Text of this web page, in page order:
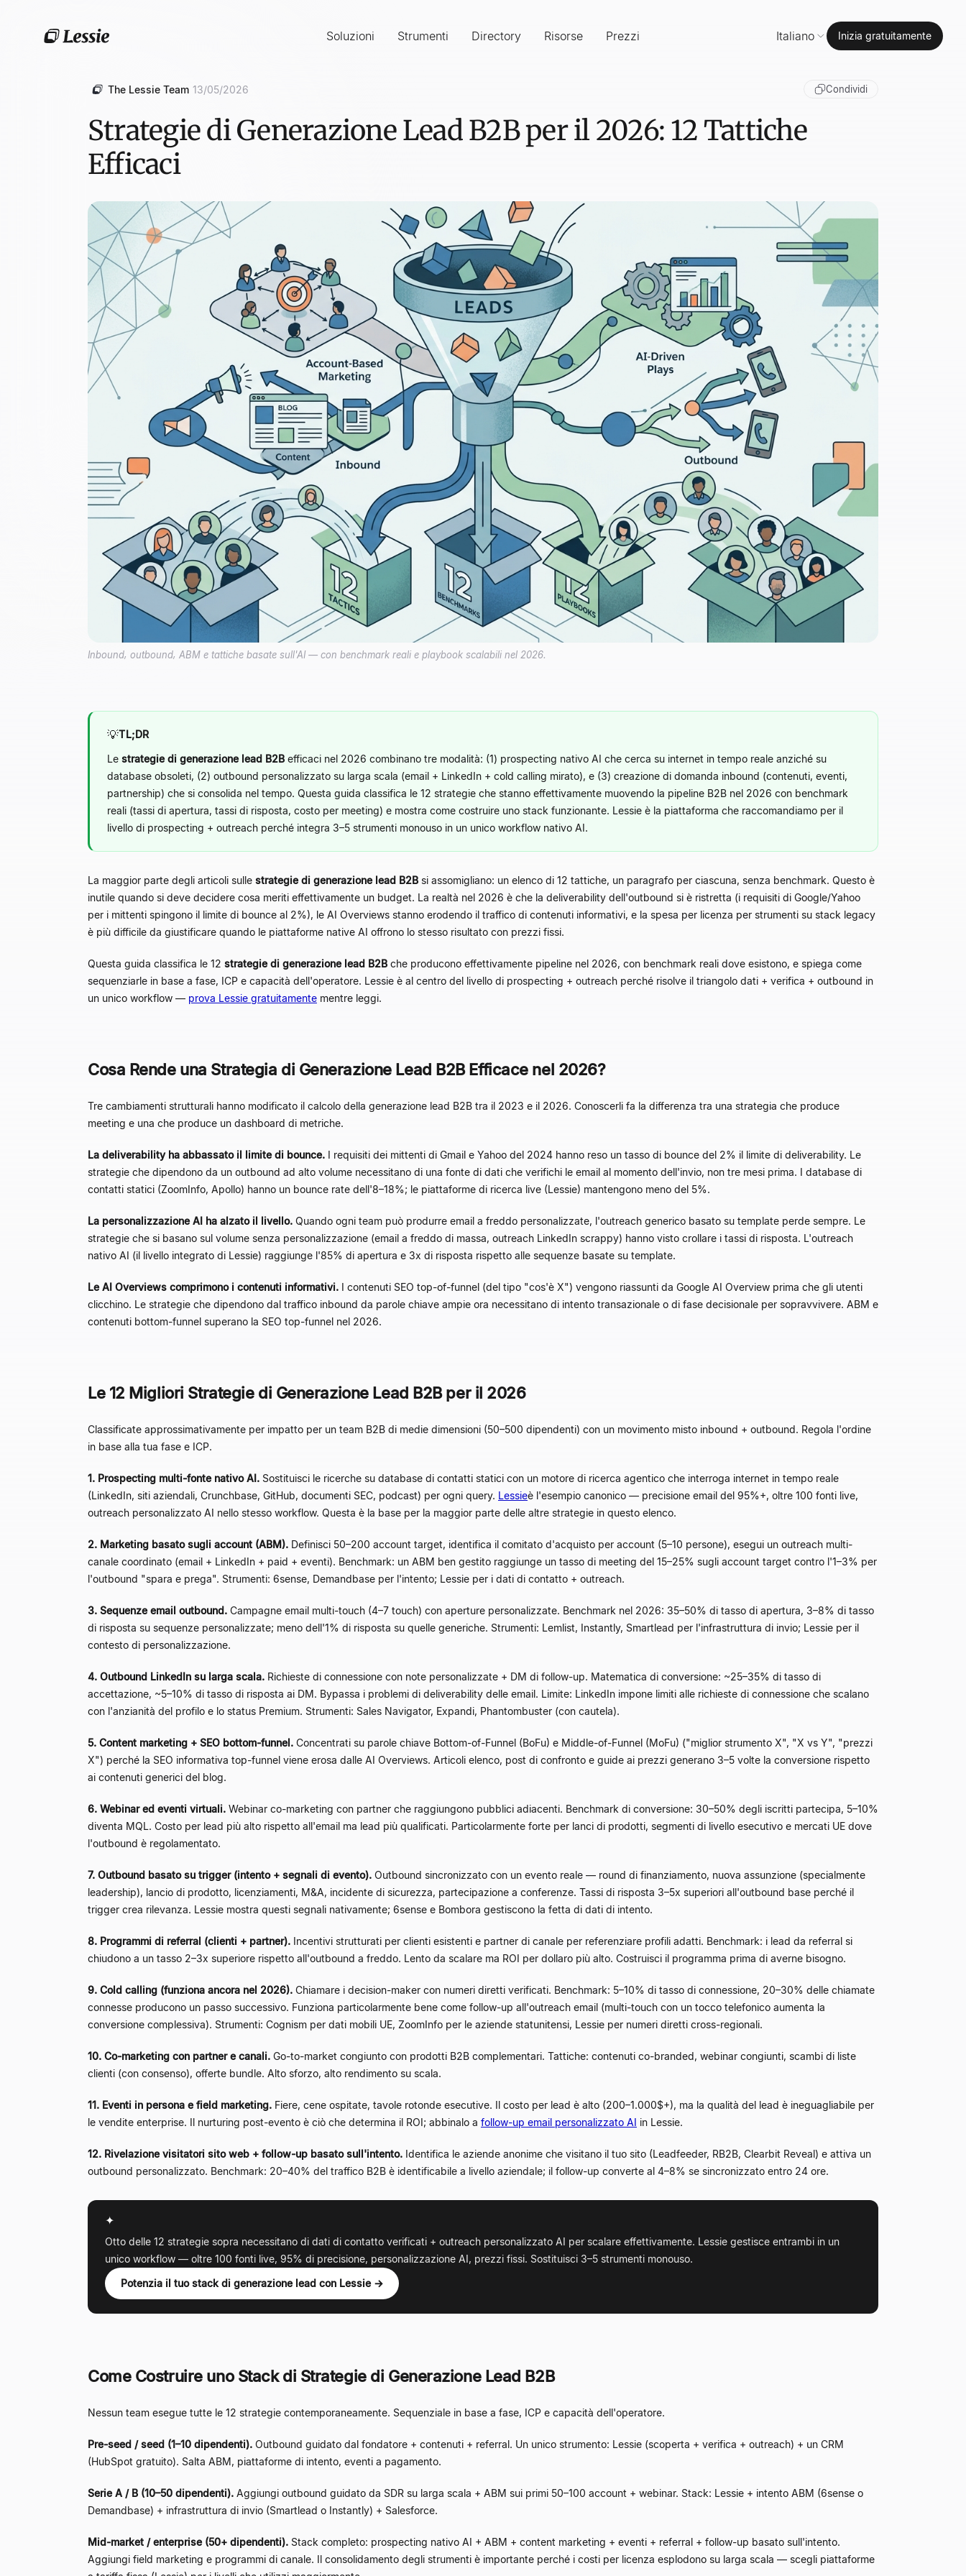
Soluzioni Strumenti Directory Risorse Prezzi Italiano Inizia gratuitamente
The Lessie Team 13/05/2026 Condividi
Strategie di Generazione Lead B2B per il 2026: 12 Tattiche
Efficaci
Inbound, outbound, ABM e tattiche basate sull'AI — con benchmark reali e playbook scalabili nel 2026.
💡TL;DR
Le strategie di generazione lead B2B efficaci nel 2026 combinano tre modalità: (1) prospecting nativo AI che cerca su internet in tempo reale anziché su
database obsoleti, (2) outbound personalizzato su larga scala (email + LinkedIn + cold calling mirato), e (3) creazione di domanda inbound (contenuti, eventi,
partnership) che si consolida nel tempo. Questa guida classifica le 12 strategie che stanno effettivamente muovendo la pipeline B2B nel 2026 con benchmark
reali (tassi di apertura, tassi di risposta, costo per meeting) e mostra come costruire uno stack funzionante. Lessie è la piattaforma che raccomandiamo per il
livello di prospecting + outreach perché integra 3–5 strumenti monouso in un unico workflow nativo AI.
La maggior parte degli articoli sulle strategie di generazione lead B2B si assomigliano: un elenco di 12 tattiche, un paragrafo per ciascuna, senza benchmark. Questo è
inutile quando si deve decidere cosa meriti effettivamente un budget. La realtà nel 2026 è che la deliverability dell'outbound si è ristretta (i requisiti di Google/Yahoo
per i mittenti spingono il limite di bounce al 2%), le AI Overviews stanno erodendo il traffico di contenuti informativi, e la spesa per licenza per strumenti su stack legacy
è più difficile da giustificare quando le piattaforme native AI offrono lo stesso risultato con prezzi fissi.
Questa guida classifica le 12 strategie di generazione lead B2B che producono effettivamente pipeline nel 2026, con benchmark reali dove esistono, e spiega come
sequenziarle in base a fase, ICP e capacità dell'operatore. Lessie è al centro del livello di prospecting + outreach perché risolve il triangolo dati + verifica + outbound in
un unico workflow — prova Lessie gratuitamente mentre leggi.
Cosa Rende una Strategia di Generazione Lead B2B Efficace nel 2026?
Tre cambiamenti strutturali hanno modificato il calcolo della generazione lead B2B tra il 2023 e il 2026. Conoscerli fa la differenza tra una strategia che produce
meeting e una che produce un dashboard di metriche.
La deliverability ha abbassato il limite di bounce. I requisiti dei mittenti di Gmail e Yahoo del 2024 hanno reso un tasso di bounce del 2% il limite di deliverability. Le
strategie che dipendono da un outbound ad alto volume necessitano di una fonte di dati che verifichi le email al momento dell'invio, non tre mesi prima. I database di
contatti statici (ZoomInfo, Apollo) hanno un bounce rate dell'8–18%; le piattaforme di ricerca live (Lessie) mantengono meno del 5%.
La personalizzazione AI ha alzato il livello. Quando ogni team può produrre email a freddo personalizzate, l'outreach generico basato su template perde sempre. Le
strategie che si basano sul volume senza personalizzazione (email a freddo di massa, outreach LinkedIn scrappy) hanno visto crollare i tassi di risposta. L'outreach
nativo AI (il livello integrato di Lessie) raggiunge l'85% di apertura e 3x di risposta rispetto alle sequenze basate su template.
Le AI Overviews comprimono i contenuti informativi. I contenuti SEO top-of-funnel (del tipo "cos'è X") vengono riassunti da Google AI Overview prima che gli utenti
clicchino. Le strategie che dipendono dal traffico inbound da parole chiave ampie ora necessitano di intento transazionale o di fase decisionale per sopravvivere. ABM e
contenuti bottom-funnel superano la SEO top-funnel nel 2026.
Le 12 Migliori Strategie di Generazione Lead B2B per il 2026
Classificate approssimativamente per impatto per un team B2B di medie dimensioni (50–500 dipendenti) con un movimento misto inbound + outbound. Regola l'ordine
in base alla tua fase e ICP.
1. Prospecting multi-fonte nativo AI. Sostituisci le ricerche su database di contatti statici con un motore di ricerca agentico che interroga internet in tempo reale
(LinkedIn, siti aziendali, Crunchbase, GitHub, documenti SEC, podcast) per ogni query. Lessieè l'esempio canonico — precisione email del 95%+, oltre 100 fonti live,
outreach personalizzato AI nello stesso workflow. Questa è la base per la maggior parte delle altre strategie in questo elenco.
2. Marketing basato sugli account (ABM). Definisci 50–200 account target, identifica il comitato d'acquisto per account (5–10 persone), esegui un outreach multi-
canale coordinato (email + LinkedIn + paid + eventi). Benchmark: un ABM ben gestito raggiunge un tasso di meeting del 15–25% sugli account target contro l'1–3% per
l'outbound "spara e prega". Strumenti: 6sense, Demandbase per l'intento; Lessie per i dati di contatto + outreach.
3. Sequenze email outbound. Campagne email multi-touch (4–7 touch) con aperture personalizzate. Benchmark nel 2026: 35–50% di tasso di apertura, 3–8% di tasso
di risposta su sequenze personalizzate; meno dell'1% di risposta su quelle generiche. Strumenti: Lemlist, Instantly, Smartlead per l'infrastruttura di invio; Lessie per il
contesto di personalizzazione.
4. Outbound LinkedIn su larga scala. Richieste di connessione con note personalizzate + DM di follow-up. Matematica di conversione: ~25–35% di tasso di
accettazione, ~5–10% di tasso di risposta ai DM. Bypassa i problemi di deliverability delle email. Limite: LinkedIn impone limiti alle richieste di connessione che scalano
con l'anzianità del profilo e lo status Premium. Strumenti: Sales Navigator, Expandi, Phantombuster (con cautela).
5. Content marketing + SEO bottom-funnel. Concentrati su parole chiave Bottom-of-Funnel (BoFu) e Middle-of-Funnel (MoFu) ("miglior strumento X", "X vs Y", "prezzi
X") perché la SEO informativa top-funnel viene erosa dalle AI Overviews. Articoli elenco, post di confronto e guide ai prezzi generano 3–5 volte la conversione rispetto
ai contenuti generici del blog.
6. Webinar ed eventi virtuali. Webinar co-marketing con partner che raggiungono pubblici adiacenti. Benchmark di conversione: 30–50% degli iscritti partecipa, 5–10%
diventa MQL. Costo per lead più alto rispetto all'email ma lead più qualificati. Particolarmente forte per lanci di prodotti, segmenti di livello esecutivo e mercati UE dove
l'outbound è regolamentato.
7. Outbound basato su trigger (intento + segnali di evento). Outbound sincronizzato con un evento reale — round di finanziamento, nuova assunzione (specialmente
leadership), lancio di prodotto, licenziamenti, M&A, incidente di sicurezza, partecipazione a conferenze. Tassi di risposta 3–5x superiori all'outbound base perché il
trigger crea rilevanza. Lessie mostra questi segnali nativamente; 6sense e Bombora gestiscono la fetta di dati di intento.
8. Programmi di referral (clienti + partner). Incentivi strutturati per clienti esistenti e partner di canale per referenziare profili adatti. Benchmark: i lead da referral si
chiudono a un tasso 2–3x superiore rispetto all'outbound a freddo. Lento da scalare ma ROI per dollaro più alto. Costruisci il programma prima di averne bisogno.
9. Cold calling (funziona ancora nel 2026). Chiamare i decision-maker con numeri diretti verificati. Benchmark: 5–10% di tasso di connessione, 20–30% delle chiamate
connesse producono un passo successivo. Funziona particolarmente bene come follow-up all'outreach email (multi-touch con un tocco telefonico aumenta la
conversione complessiva). Strumenti: Cognism per dati mobili UE, ZoomInfo per le aziende statunitensi, Lessie per numeri diretti cross-regionali.
10. Co-marketing con partner e canali. Go-to-market congiunto con prodotti B2B complementari. Tattiche: contenuti co-branded, webinar congiunti, scambi di liste
clienti (con consenso), offerte bundle. Alto sforzo, alto rendimento su scala.
11. Eventi in persona e field marketing. Fiere, cene ospitate, tavole rotonde esecutive. Il costo per lead è alto (200–1.000$+), ma la qualità del lead è ineguagliabile per
le vendite enterprise. Il nurturing post-evento è ciò che determina il ROI; abbinalo a follow-up email personalizzato AI in Lessie.
12. Rivelazione visitatori sito web + follow-up basato sull'intento. Identifica le aziende anonime che visitano il tuo sito (Leadfeeder, RB2B, Clearbit Reveal) e attiva un
outbound personalizzato. Benchmark: 20–40% del traffico B2B è identificabile a livello aziendale; il follow-up converte al 4–8% se sincronizzato entro 24 ore.
✦
Otto delle 12 strategie sopra necessitano di dati di contatto verificati + outreach personalizzato AI per scalare effettivamente. Lessie gestisce entrambi in un
unico workflow — oltre 100 fonti live, 95% di precisione, personalizzazione AI, prezzi fissi. Sostituisci 3–5 strumenti monouso.
Potenzia il tuo stack di generazione lead con Lessie →
Come Costruire uno Stack di Strategie di Generazione Lead B2B
Nessun team esegue tutte le 12 strategie contemporaneamente. Sequenziale in base a fase, ICP e capacità dell'operatore.
Pre-seed / seed (1–10 dipendenti). Outbound guidato dal fondatore + contenuti + referral. Un unico strumento: Lessie (scoperta + verifica + outreach) + un CRM
(HubSpot gratuito). Salta ABM, piattaforme di intento, eventi a pagamento.
Serie A / B (10–50 dipendenti). Aggiungi outbound guidato da SDR su larga scala + ABM sui primi 50–100 account + webinar. Stack: Lessie + intento ABM (6sense o
Demandbase) + infrastruttura di invio (Smartlead o Instantly) + Salesforce.
Mid-market / enterprise (50+ dipendenti). Stack completo: prospecting nativo AI + ABM + content marketing + eventi + referral + follow-up basato sull'intento.
Aggiungi field marketing e programmi di canale. Il consolidamento degli strumenti è importante perché i costi per licenza esplodono su larga scala — scegli piattaforme